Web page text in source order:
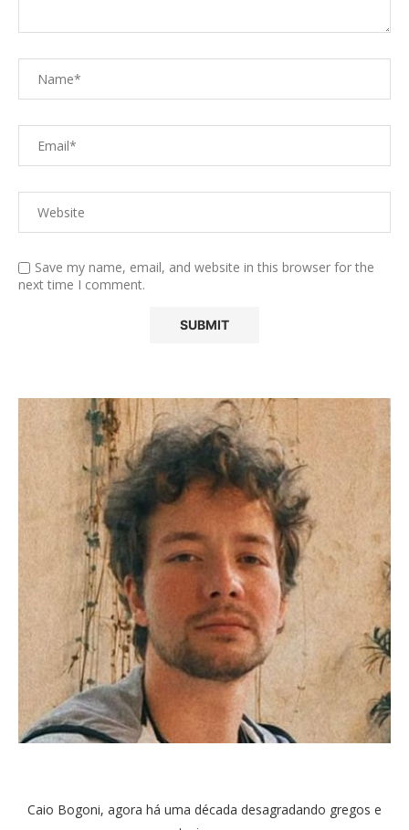
Save my name, email, and website in this browser for the
next time I comment.
Caio Bogoni, agora há uma década desagradando gregos e